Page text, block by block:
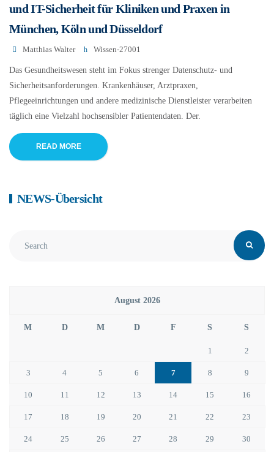
und IT-Sicherheit für Kliniken und Praxen in
München, Köln und Düsseldorf
Matthias Walter Wissen-27001
Das Gesundheitswesen steht im Fokus strenger Datenschutz- und
Sicherheitsanforderungen. Krankenhäuser, Arztpraxen,
Pflegeeinrichtungen und andere medizinische Dienstleister verarbeiten
täglich eine Vielzahl hochsensibler Patientendaten. Der.
READ MORE
NEWS-Übersicht
August 2026
M D M D F S S
1 2
3 4 5 6 7 8 9
10 11 12 13 14 15 16
17 18 19 20 21 22 23
24 25 26 27 28 29 30